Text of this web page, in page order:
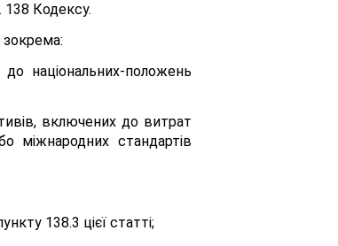
138 Кодексу.
до національних-положень
включених до витрат
міжнародних стандартів
138.3 цієї статті;